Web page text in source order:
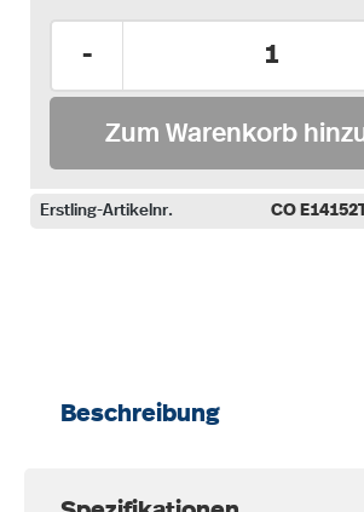
-
Zum Warenkorb
Erstling-Artikelnr. CO
Beschreibung